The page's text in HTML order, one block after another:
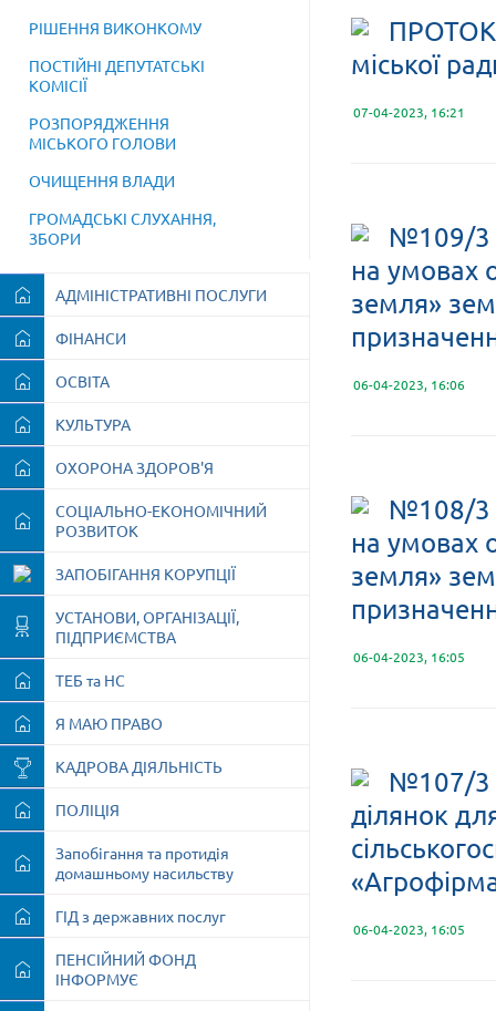
РІШЕННЯ ВИКОНКОМУ
ПОСТІЙНІ ДЕПУТАТСЬКІ
КОМІСІЇ
РОЗПОРЯДЖЕННЯ
МІСЬКОГО ГОЛОВИ
ОЧИЩЕННЯ ВЛАДИ
ГРОМАДСЬКІ СЛУХАННЯ,
ЗБОРИ
АДМІНІСТРАТИВНІ ПОСЛУГИ
ФІНАНСИ
ОСВІТА
КУЛЬТУРА
ОХОРОНА ЗДОРОВ'Я
СОЦІАЛЬНО-ЕКОНОМІЧНИЙ
РОЗВИТОК
ЗАПОБІГАННЯ КОРУПЦІЇ
УСТАНОВИ, ОРГАНІЗАЦІЇ,
ПІДПРИЄМСТВА
ТЕБ та НС
Я МАЮ ПРАВО
КАДРОВА ДІЯЛЬНІСТЬ
ПОЛІЦІЯ
Запобігання та протидія
домашньому насильству
ГІД з державних послуг
ПЕНСІЙНИЙ ФОНД
ІНФОРМУЄ
міської
07-04-2023, 16:21
№109/3
на умовах
земля»
06-04-2023, 16:06
№108/3
на умовах
земля»
06-04-2023, 16:05
№107/3
ділянок
06-04-2023, 16:05